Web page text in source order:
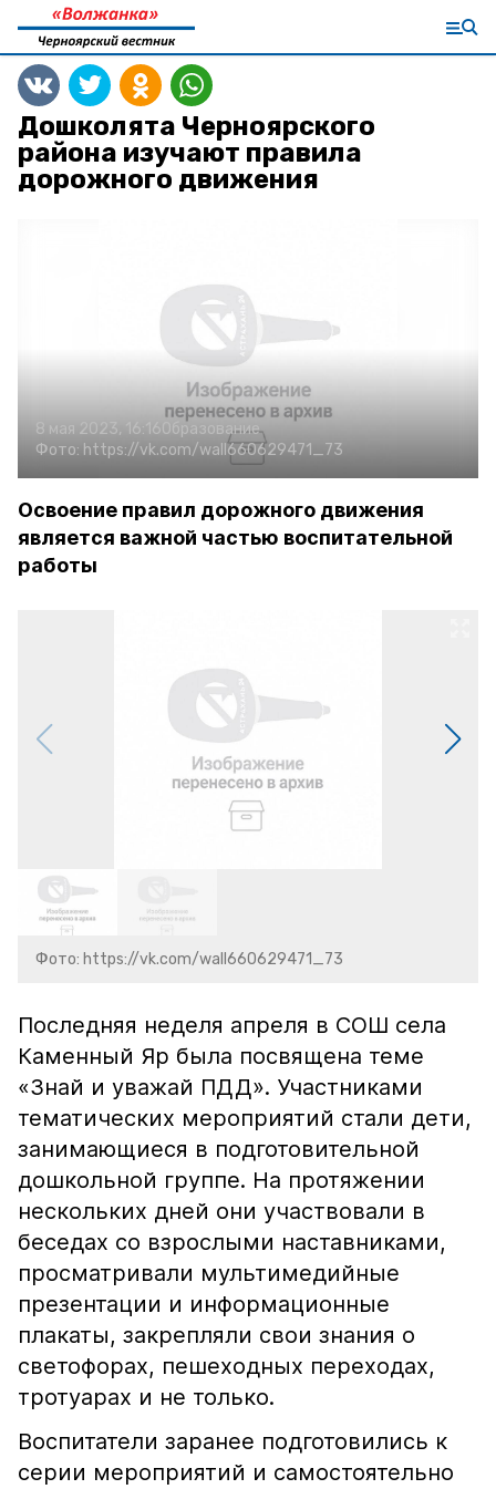
Дошколята Черноярского
района изучают правила
дорожного движения
8 мая 2023, 16:16Образование
Фото: https://vk.com/wall660629471_73
Освоение правил дорожного движения
является важной частью воспитательной
работы
Фото: https://vk.com/wall660629471_73
Последняя неделя апреля в СОШ села
Каменный Яр была посвящена теме
«Знай и уважай ПДД». Участниками
тематических мероприятий стали дети,
занимающиеся в подготовительной
дошкольной группе. На протяжении
нескольких дней они участвовали в
беседах со взрослыми наставниками,
просматривали мультимедийные
презентации и информационные
плакаты, закрепляли свои знания о
светофорах, пешеходных переходах,
тротуарах и не только.
Воспитатели заранее подготовились к
серии мероприятий и самостоятельно